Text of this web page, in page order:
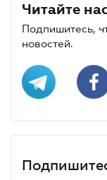
Читайте
Подпишитесь,
новостей.